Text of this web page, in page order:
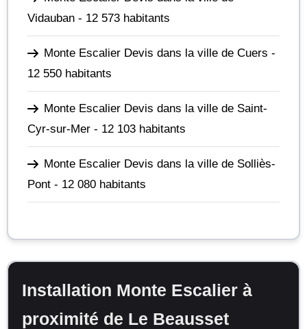
Vidauban - 12 573 habitants
Monte Escalier Devis dans la ville de Cuers -
12 550 habitants
Monte Escalier Devis dans la ville de Saint-
Cyr-sur-Mer - 12 103 habitants
Monte Escalier Devis dans la ville de Solliès-
Pont - 12 080 habitants
Installation Monte Escalier à
proximité de Le Beausset